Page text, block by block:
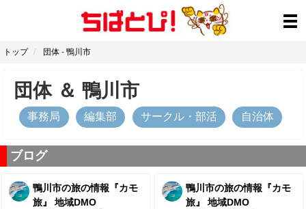
トップ 団体 - 鴨川市
団体＆ 鴨川市
事務局 編集部 サークル・部活 自治体
ブログ
鴨川市の旅の情報『カモ
旅』 地域DMO
鴨川市の旅の情報『カモ
旅』 地域DMO